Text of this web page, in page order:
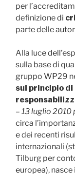
per
definizione di
parte delle
Alla luce
sulla base di
gruppo WP29
sul principio di
– 13 luglio
circa
e dei recenti
internazionali
Tilburg per
europea),